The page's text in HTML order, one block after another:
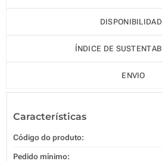
ÍNDICE DE
ENVIO
Características
Código do produto:
Pedido mínimo: